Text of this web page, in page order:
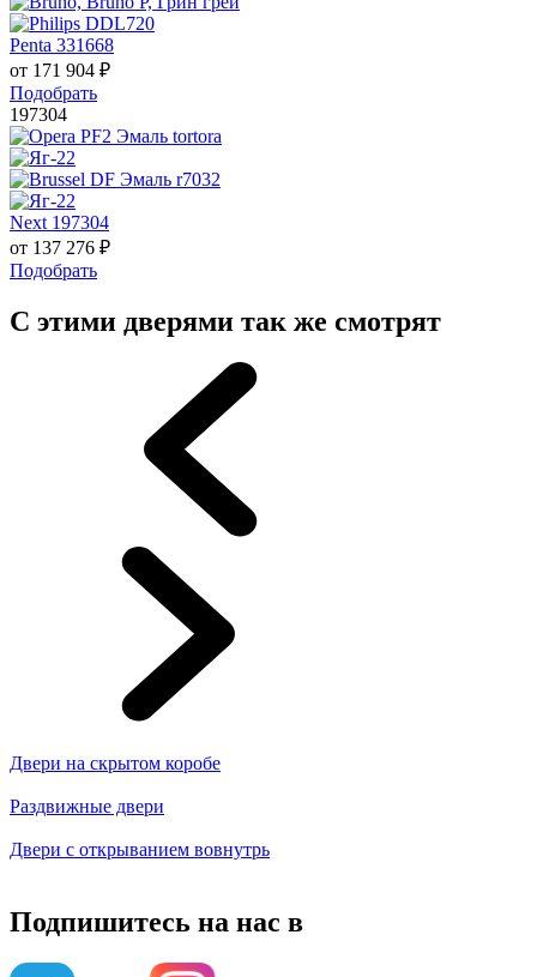
Penta 331668
от 171 904 ₽
Подобрать
197304
Next 197304
от 137 276 ₽
Подобрать
С этими дверями так же смотрят
Двери на скрытом коробе
Раздвижные двери
Двери с открыванием вовнутрь
Подпишитесь на нас в